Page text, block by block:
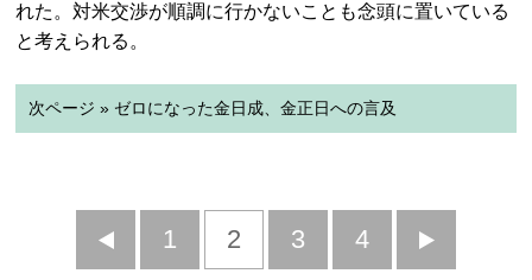
れた。対米交渉が順調に行かないことも念頭に置いている
と考えられる。
次ページ » ゼロになった金日成、金正日への言及
前
1 2 3 4